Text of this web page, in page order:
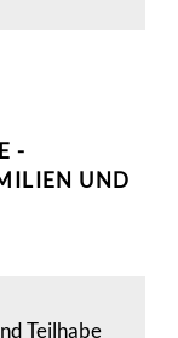
-
UND
Teilhabe